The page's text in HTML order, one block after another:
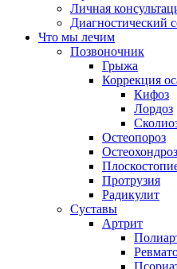
Личная
Диагностический
Что мы лечим
Позвоночник
Грыжа
Коррекция
Кифоз
Лордоз
Остеопороз
Остеохондроз
Протрузия
Радикулит
Суставы
Артрит